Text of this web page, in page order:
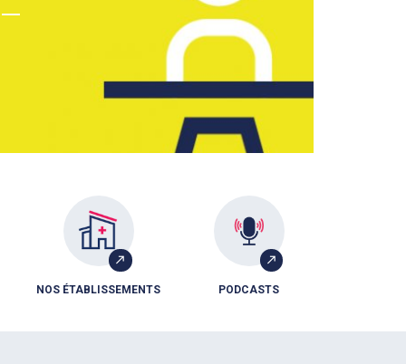
NOS ÉTABLISSEMENTS PODCASTS